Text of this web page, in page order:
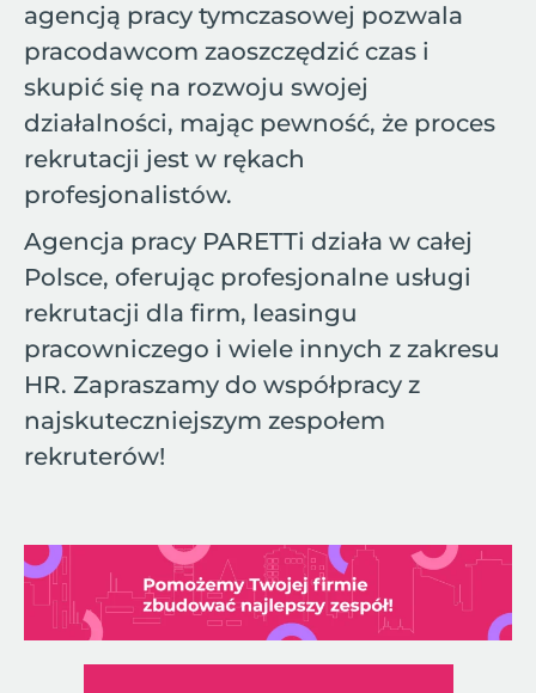
agencją pracy tymczasowej pozwala
pracodawcom zaoszczędzić czas i
skupić się na rozwoju swojej
działalności, mając pewność, że proces
rekrutacji jest w rękach
profesjonalistów.
Agencja pracy PARETTi działa w całej
Polsce, oferując profesjonalne usługi
rekrutacji dla firm, leasingu
pracowniczego i wiele innych z zakresu
HR. Zapraszamy do współpracy z
najskuteczniejszym zespołem
rekruterów!